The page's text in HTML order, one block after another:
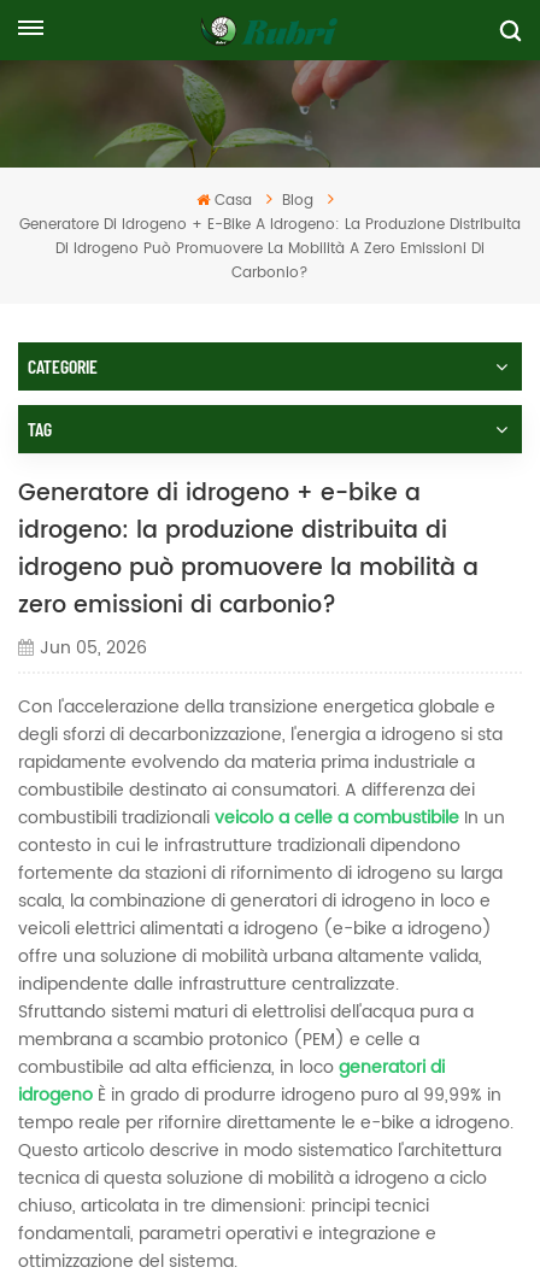
Casa
Blog
Generatore Di Idrogeno + E-Bike A Idrogeno: La Produzione Distribuita
Di Idrogeno Può Promuovere La Mobilità A Zero Emissioni Di
Carbonio?
CATEGORIE
TAG
Generatore di idrogeno + e-bike a
idrogeno: la produzione distribuita di
idrogeno può promuovere la mobilità a
zero emissioni di carbonio?
Jun 05, 2026
Con l'accelerazione della transizione energetica globale e
degli sforzi di decarbonizzazione, l'energia a idrogeno si sta
rapidamente evolvendo da materia prima industriale a
combustibile destinato ai consumatori. A differenza dei
combustibili tradizionaliveicolo a celle a combustibile In un
contesto in cui le infrastrutture tradizionali dipendono
fortemente da stazioni di rifornimento di idrogeno su larga
scala, la combinazione di generatori di idrogeno in loco e
veicoli elettrici alimentati a idrogeno (e-bike a idrogeno)
offre una soluzione di mobilità urbana altamente valida,
indipendente dalle infrastrutture centralizzate.
Sfruttando sistemi maturi di elettrolisi dell'acqua pura a
membrana a scambio protonico (PEM) e celle a
combustibile ad alta efficienza, in locogeneratori di
idrogeno È in grado di produrre idrogeno puro al 99,99% in
tempo reale per rifornire direttamente le e-bike a idrogeno.
Questo articolo descrive in modo sistematico l'architettura
tecnica di questa soluzione di mobilità a idrogeno a ciclo
chiuso, articolata in tre dimensioni: principi tecnici
fondamentali, parametri operativi e integrazione e
ottimizzazione del sistema.